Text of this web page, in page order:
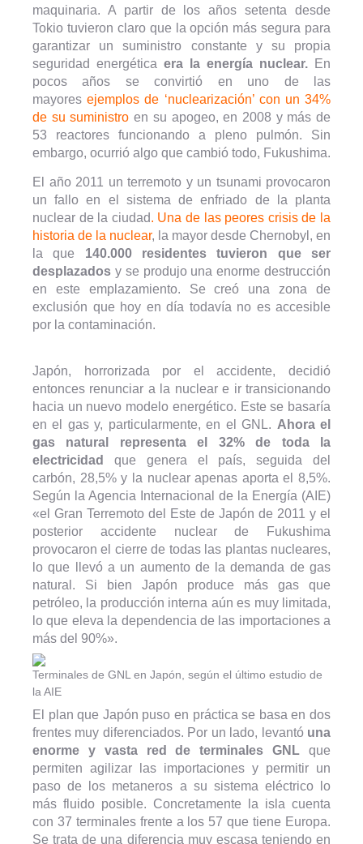
maquinaria. A partir de los años setenta desde
Tokio tuvieron claro que la opción más segura para
garantizar un suministro constante y su propia
seguridad energética era la energía nuclear.
En
pocos años se convirtió en uno de las
mayores ejemplos de ‘nuclearización’ con un 34%
de su suministroen su apogeo, en 2008 y más de
53 reactores funcionando a pleno pulmón. Sin
embargo, ocurrió algo que cambió todo, Fukushima.
El año 2011 un terremoto y un tsunami provocaron
un fallo en el sistema de enfriado de la planta
nuclear de la ciudad. Una de las peores crisis de la
historia de la nuclear, la mayor desde Chernobyl, en
la que 140.000 residentes tuvieron que ser
desplazados y se produjo una enorme destrucción
en este emplazamiento. Se creó una zona de
exclusión que hoy en día todavía no es accesible
por la contaminación.
Japón, horrorizada por el accidente, decidió
entonces renunciar a la nuclear e ir transicionando
hacia un nuevo modelo energético. Este se basaría
en el gas y, particularmente, en el GNL. Ahora el
gas natural representa el 32% de toda la
electricidad
que genera el país, seguida del
carbón, 28,5% y la nuclear apenas aporta el 8,5%.
Según la Agencia Internacional de la Energía (AIE)
«el Gran Terremoto del Este de Japón de 2011 y el
posterior accidente nuclear de Fukushima
provocaron el cierre de todas las plantas nucleares,
lo que llevó a un aumento de la demanda de gas
natural. Si bien Japón produce más gas que
petróleo, la producción interna aún es muy limitada,
lo que eleva la dependencia de las importaciones a
más del 90%».
Terminales de GNL en Japón, según el último estudio de
la AIE
El plan que Japón puso en práctica se basa en dos
frentes muy diferenciados. Por un lado, levantóuna
enorme y vasta red de terminales GNL que
permiten agilizar las importaciones y permitir un
paso de los metaneros a su sistema eléctrico lo
más fluido posible. Concretamente la isla cuenta
con 37 terminales frente a los 57 que tiene Europa.
Se trata de una diferencia muy escasa teniendo en